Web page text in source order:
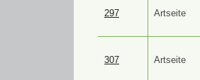
297 Artseite
307 Artseite